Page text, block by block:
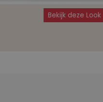
Bekijk deze Look